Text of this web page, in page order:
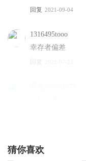
回复 2021-09-04
1316495tooo
幸存者偏差
回复
猜你喜欢